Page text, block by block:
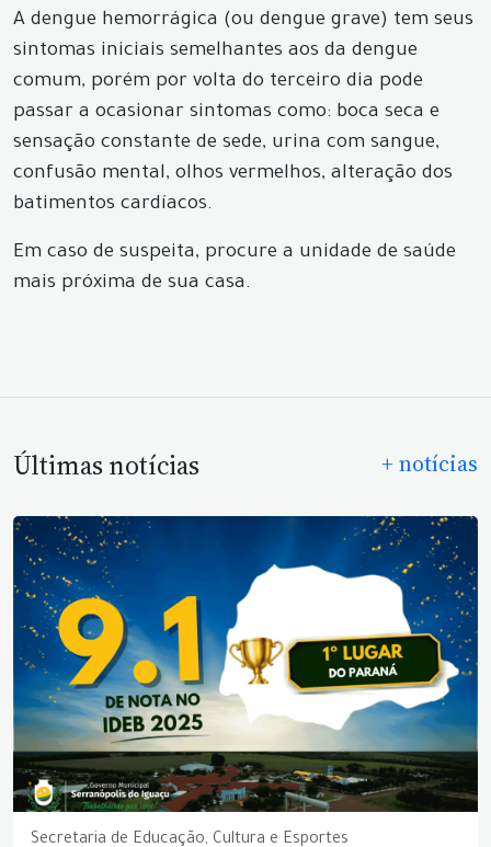
A dengue hemorrágica (ou dengue grave) tem seus
sintomas iniciais semelhantes aos da dengue
comum, porém por volta do terceiro dia pode
passar a ocasionar sintomas como: boca seca e
sensação constante de sede, urina com sangue,
confusão mental, olhos vermelhos, alteração dos
batimentos cardíacos.
Em caso de suspeita, procure a unidade de saúde
mais próxima de sua casa.
Últimas notícias + notícias
Secretaria de Educação, Cultura e Esportes